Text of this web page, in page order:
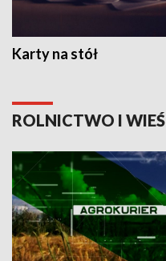
Karty na stół
ROLNICTWO I WIEŚ